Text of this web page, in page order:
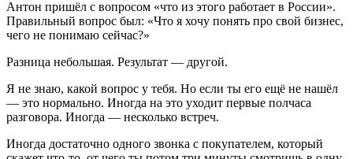
Антон пришёл с вопросом «что из этого работает в России».
Правильный вопрос был: «Что я хочу понять про свой бизнес,
чего не понимаю сейчас?»
Разница небольшая. Результат — другой.
Я не знаю, какой вопрос у тебя. Но если ты его ещё не нашёл
— это нормально. Иногда на это уходит первые полчаса
разговора. Иногда — несколько встреч.
Иногда достаточно одного звонка с покупателем, который